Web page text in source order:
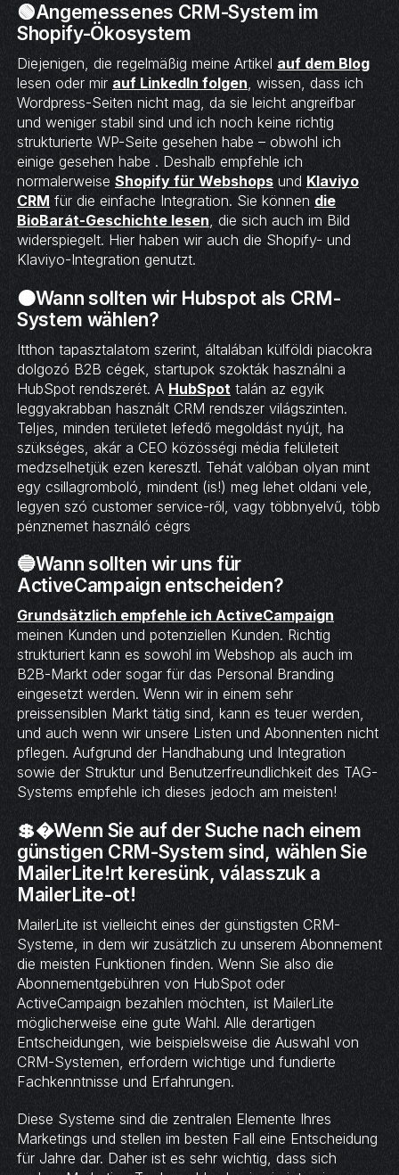
🟢Angemessenes CRM-System im
Shopify-Ökosystem
Diejenigen, die regelmäßig meine Artikel auf dem Blog
lesen oder mir auf LinkedIn folgen, wissen, dass ich
Wordpress-Seiten nicht mag, da sie leicht angreifbar
und weniger stabil sind und ich noch keine richtig
strukturierte WP-Seite gesehen habe – obwohl ich
einige gesehen habe . Deshalb empfehle ich
normalerweise Shopify für Webshopsund Klaviyo
CRM für die einfache Integration. Sie können die
BioBarát-Geschichte lesen, die sich auch im Bild
widerspiegelt. Hier haben wir auch die Shopify- und
Klaviyo-Integration genutzt.
🟠Wann sollten wir Hubspot als CRM-
System wählen?
Itthon tapasztalatom szerint, általában külföldi piacokra
dolgozó B2B cégek, startupok szokták használni a
HubSpot rendszerét. A HubSpot talán az egyik
leggyakrabban használt CRM rendszervilágszinten.
Teljes, minden területet lefedő megoldást nyújt, ha
szükséges, akár a CEO közösségi média felületeit
medzselhetjük ezen keresztl. Tehát valóban olyan mint
egy csillagromboló, mindent (is!) meg lehet oldani vele,
legyen szó customer service-ről, vagy többnyelvű, több
pénznemet használó cégrs
🔵Wann sollten wir uns für
ActiveCampaign entscheiden?
Grundsätzlich empfehle ich ActiveCampaign
meinen Kunden und potenziellen Kunden. Richtig
strukturiert kann es sowohl im Webshop als auch im
B2B-Markt oder sogar für das Personal Branding
eingesetzt werden. Wenn wir in einem sehr
preissensiblen Markt tätig sind, kann es teuer werden,
und auch wenn wir unsere Listen und Abonnenten nicht
pflegen. Aufgrund der Handhabung und Integration
sowie der Struktur und Benutzerfreundlichkeit des TAG-
Systems empfehle ich dieses jedoch am meisten!
💲�Wenn Sie auf der Suche nach einem
günstigen CRM-System sind, wählen Sie
MailerLite!rt keresünk, válasszuk a
MailerLite-ot!
MailerLite ist vielleicht eines der günstigsten CRM-
Systeme, in dem wir zusätzlich zu unserem Abonnement
die meisten Funktionen finden. Wenn Sie also die
Abonnementgebühren von HubSpot oder
ActiveCampaign bezahlen möchten, ist MailerLite
möglicherweise eine gute Wahl. Alle derartigen
Entscheidungen, wie beispielsweise die Auswahl von
CRM-Systemen, erfordern wichtige und fundierte
Fachkenntnisse und Erfahrungen.
Diese Systeme sind die zentralen Elemente Ihres
Marketings und stellen im besten Fall eine Entscheidung
für Jahre dar. Daher ist es sehr wichtig, dass sich